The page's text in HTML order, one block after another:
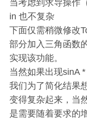
当考虑到求导操作
in 也不复杂
下面仅需稍微修改
部分加入三角函数
实现该功能。
当然如果出现sinA
我们为了简化结果
变得复杂起来，当
是需要随着要求的